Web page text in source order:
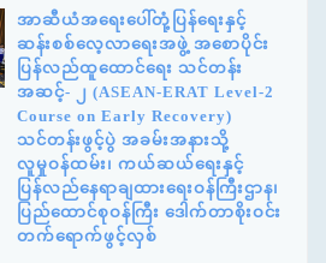
အာဆီယံအရေးပေါ်တုံ့ပြန်ရေးနှင့်
ဆန်းစစ်လေ့လာရေးအဖွဲ့ အစောပိုင်း
ပြန်လည်ထူထောင်ရေး သင်တန်း
အဆင့်- ၂ (ASEAN-ERAT Level-2
Course on Early Recovery)
သင်တန်းဖွင့်ပွဲ အခမ်းအနားသို့
လူမှုဝန်ထမ်း၊ ကယ်ဆယ်ရေးနှင့်
ပြန်လည်နေရာချထားရေးဝန်ကြီးဌာန၊
ပြည်ထောင်စုဝန်ကြီး ဒေါက်တာစိုးဝင်း
တက်ရောက်ဖွင့်လှစ်